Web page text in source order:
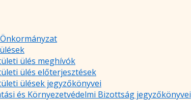
ülés meghívók
ülés előterjesztések
ülések jegyzőkönyvei
és Környezetvédelmi Bizottság jegyzőkönyvei